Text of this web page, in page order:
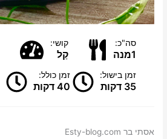
סה"כ:
1מנה
קושי:
קַל
זמן בישול:
35 דקות
זמן כולל:
40 דקות
אסתי בר Esty-blog.com